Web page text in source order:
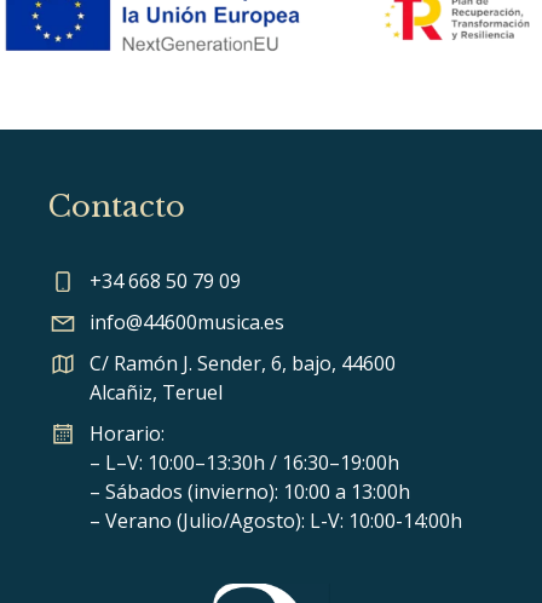
Contacto
+34 668 50 79 09
info@44600musica.es
C/ Ramón J. Sender, 6, bajo, 44600
Alcañiz, Teruel
Horario:
– L–V: 10:00–13:30h / 16:30–19:00h
– Sábados (invierno): 10:00 a 13:00h
– Verano (Julio/Agosto): L-V: 10:00-14:00h